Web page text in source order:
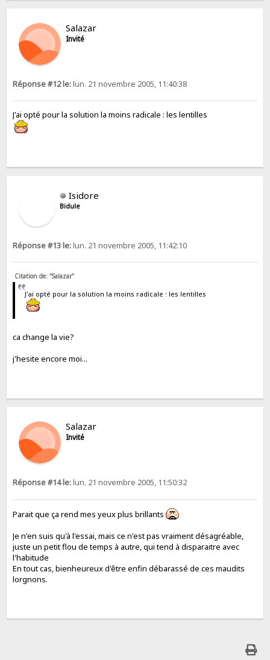
Salazar
Invité
Réponse #12 le:lun. 21 novembre 2005, 11:40:38
J'ai opté pour la solution la moins radicale : les lentilles
Isidore
Bidule
Réponse #13 le:lun. 21 novembre 2005, 11:42:10
Citation de: "Salazar"
J'ai opté pour la solution la moins radicale : les lentilles
ca change la vie?
j'hesite encore moi...
Salazar
Invité
Réponse #14 le:lun. 21 novembre 2005, 11:50:32
Parait que ça rend mes yeux plus brillants
Je n'en suis qu'à l'essai, mais ce n'est pas vraiment désagréable,
juste un petit flou de temps à autre, qui tend à disparaitre avec
l'habitude
En tout cas, bienheureux d'être enfin débarassé de ces maudits
lorgnons.